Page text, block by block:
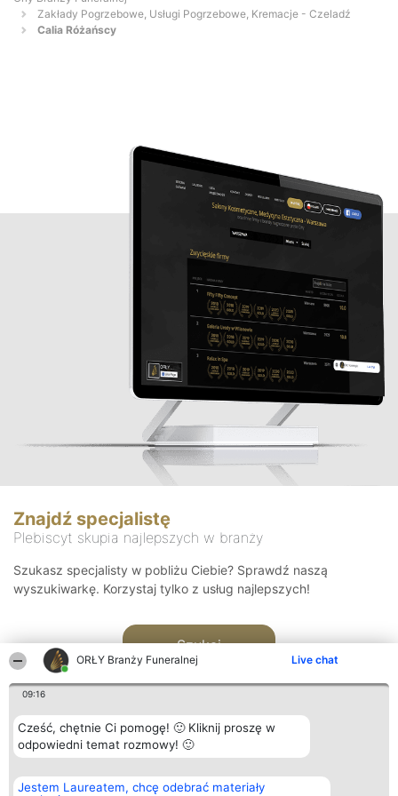
ORŁY Branży Funeralnej Live chat
09:16
Cześć, chętnie Ci pomogę! 🙂 Kliknij proszę w
odpowiedni temat rozmowy! 🙂
Jestem Laureatem, chcę odebrać materiały
Zakłady Pogrzebowe, Usługi Pogrzebowe, Kremacje - Czeladź
Calia Różańscy
Znajdź specjalistę
Plebiscyt skupia najlepszych w branży
Szukasz specjalisty w pobliżu Ciebie? Sprawdź naszą
wyszukiwarkę. Korzystaj tylko z usług najlepszych!
Szukaj
Organizator plebiscytu
Bright Side Solutions sp. z o.
Plebiscyt
Laureaci
Kontakt
Kontakt